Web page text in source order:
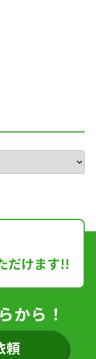
だけます!!
から！
頼